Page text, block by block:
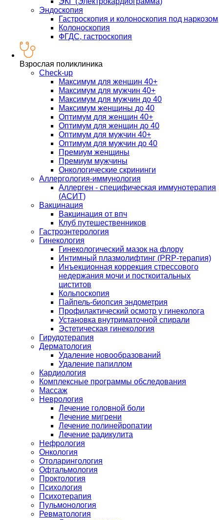
Эндоскопия
Гастроскопия и колоноскопия под наркозом
Колоноскопия
ФГДС, гастроскопия
Взрослая поликлиника
Check-up
Максимум для женщин 40+
Максимум для мужчин 40+
Максимум для мужчин до 40
Максимум женщины до 40
Оптимум для женщин 40+
Оптимум для женщин до 40
Оптимум для мужчин 40+
Оптимум для мужчин до 40
Премиум женщины
Премиум мужчины
Онкологические скрининги
Аллергология-иммунология
Аллерген - специфическая иммунотерапия
(АСИТ)
Вакцинация
Вакцинация от впч
Клуб путешественников
Гастроэнтерология
Гинекология
Гинекологический мазок на флору
Интимный плазмолифтинг (PRP-терапия)
Инъекционная коррекция стрессового
недержания мочи и посткоитальных
циститов
Кольпоскопия
Пайпель-биопсия эндометрия
Профилактический осмотр у гинеколога
Установка внутриматочной спирали
Эстетическая гинекология
Гирудотерапия
Дерматология
Удаление новообразований
Удаление папиллом
Кардиология
Комплексные программы обследования
Массаж
Неврология
Лечение головной боли
Лечение мигрени
Лечение полинейропатии
Лечение радикулита
Нефрология
Онкология
Отоларингология
Офтальмология
Проктология
Психология
Психотерапия
Пульмонология
Ревматология